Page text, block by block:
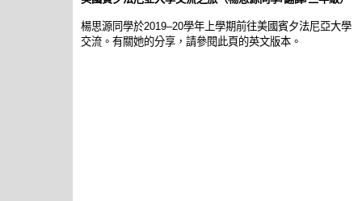
楊思源同學於2019–20學年上學期前往美國賓夕法尼亞大學
交流。有關她的分享，請參閱此頁的英文版本。